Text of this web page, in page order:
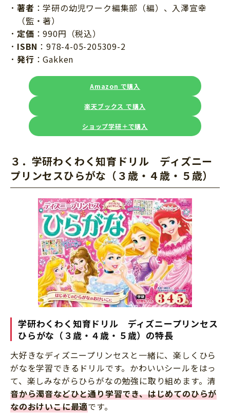
著者 ：学研の幼児ワーク編集部（編）、入澤宣幸
（監・著）
定価 ：990円（税込）
ISBN ：978-4-05-205309-2
発行 ：Gakken
Amazon で購入
楽天ブックス で購入
ショップ学研＋で購入
３．学研わくわく知育ドリル ディズニー
プリンセスひらがな（３歳・４歳・５歳）
学研わくわく知育ドリル ディズニープリンセス
ひらがな（３歳・４歳・５歳）の特長
大好きなディズニープリンセスと一緒に、楽しくひら
がなを学習できるドリルです。かわいいシールをはっ
て、楽しみながらひらがなの勉強に取り組めます。清
音から濁音などひと通り学習でき、はじめてのひらが
なのおけいこに最適です。